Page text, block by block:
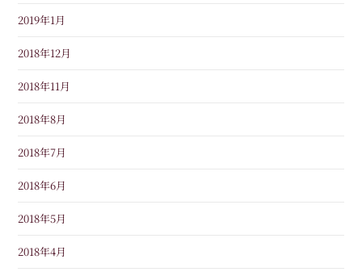
2019年1月
2018年12月
2018年11月
2018年8月
2018年7月
2018年6月
2018年5月
2018年4月